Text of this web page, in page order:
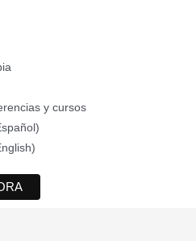
y cursos